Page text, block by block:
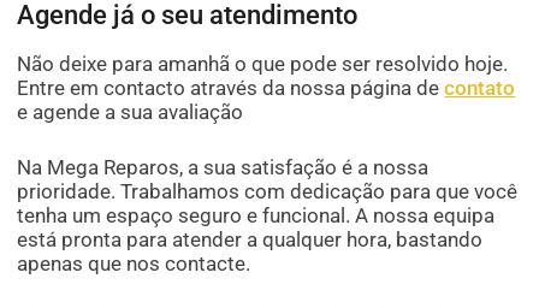
Agende já o seu atendimento
Não deixe para amanhã o que pode ser resolvido hoje.
Entre em contacto através da nossa página decontato
e agende a sua avaliação
Na Mega Reparos, a sua satisfação é a nossa
prioridade. Trabalhamos com dedicação para que você
tenha um espaço seguro e funcional. A nossa equipa
está pronta para atender a qualquer hora, bastando
apenas que nos contacte.